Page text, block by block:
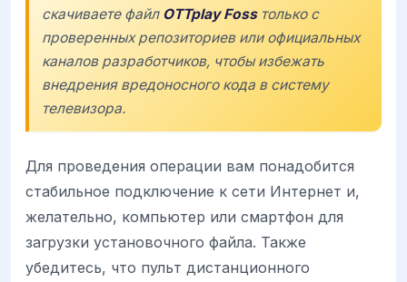
скачиваете файл OTTplay Fossтолько с
проверенных репозиториев или официальных
каналов разработчиков, чтобы избежать
внедрения вредоносного кода в систему
телевизора.
Для проведения операции вам понадобится
стабильное подключение к сети Интернет и,
желательно, компьютер или смартфон для
загрузки установочного файла. Также
убедитесь, что пульт дистанционного